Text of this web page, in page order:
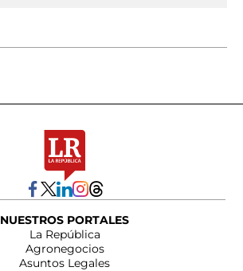
NUESTROS PORTALES
La República
Agronegocios
Asuntos Legales